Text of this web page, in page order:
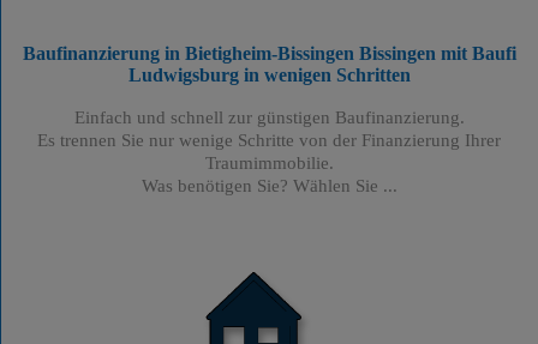
Baufinanzierung in Bietigheim-Bissingen Bissingen mit Baufi
Ludwigsburgin wenigen Schritten
Einfach und schnell zur günstigen Baufinanzierung.
Es trennen Sie nur wenige Schritte von der Finanzierung Ihrer
Traumimmobilie.
Was benötigen Sie? Wählen Sie ...